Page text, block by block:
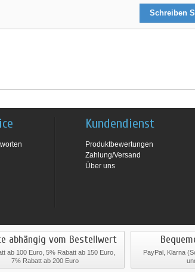
Schreiben
Kundendienst
Produktbewertungen
Zahlung/Versand
Über uns
abhängig vom Bestellwert
ab 100 Euro, 5% Rabatt ab 150 Euro,
7% Rabatt ab 200 Euro
PayPal, Klarna